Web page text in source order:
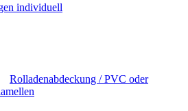
individuell
Rolladenabdeckung / PVC oder